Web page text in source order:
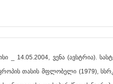
_ 14.05.2004, ვენა (ავსტრია).
თასის მფლობელი (1979),